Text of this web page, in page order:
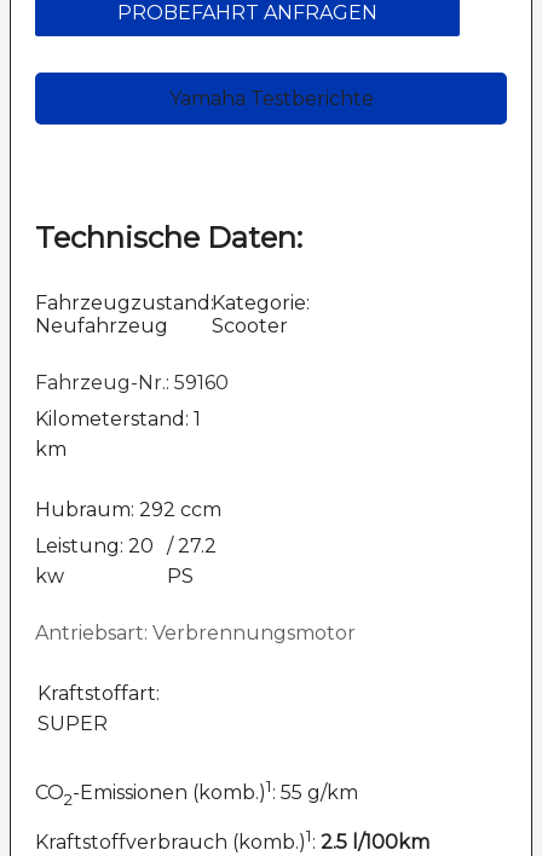
PROBEFAHRT ANFRAGEN
Yamaha Testberichte
Technische Daten:
Fahrzeugzustand:
Neufahrzeug
Kategorie:
Scooter
Fahrzeug-Nr.: 59160
Kilometerstand: 1
km
Hubraum: 292 ccm
Leistung: 20
kw
/ 27.2
PS
Antriebsart: Verbrennungsmotor
Kraftstoffart:
SUPER
CO2-Emissionen (komb.)1: 55 g/km
Kraftstoffverbrauch (komb.)1: 2.5 l/100km